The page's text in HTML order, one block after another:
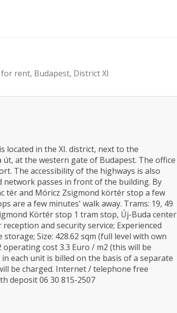
for rent, Budapest, District XI
located in the XI. district, next to the
at the western gate of Budapest. The office
The accessibility of the highways is also
network passes in front of the building. By
tér and Móricz Zsigmond körtér stop a few
are a few minutes' walk away. Trams: 19, 49
Körtér stop 1 tram stop, Új-Buda center
and security service; Experienced
Size: 428.62 sqm (full level with own
cost 3.3 Euro / m2 (this will be
each unit is billed on the basis of a separate
be charged. Internet / telephone free
deposit 06 30 815-2507